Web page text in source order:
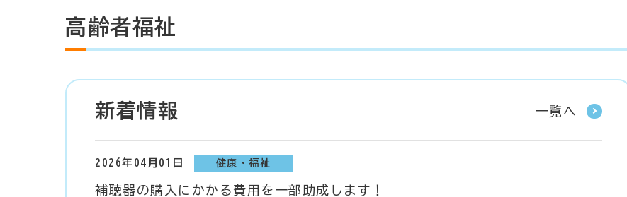
高齢者福祉
新着情報 一覧へ
2026年04月01日 健康・福祉
補聴器の購入にかかる費用を一部助成します！